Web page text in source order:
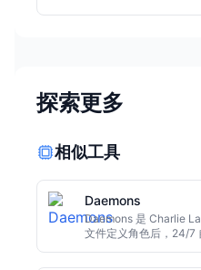
探索更多
相似工具
Daemons
Daemons 是 Charlie
文件定义角色后，24/7